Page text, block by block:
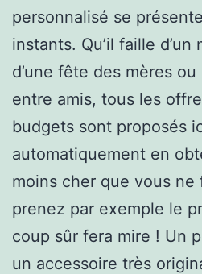
personnalisé se
instants. Qu’il faille d’un
d’une fête des mères ou
entre amis, tous les
budgets sont proposés
automatiquement en
moins cher que vous ne
prenez par exemple le
coup sûr fera mire ! Un
un accessoire très